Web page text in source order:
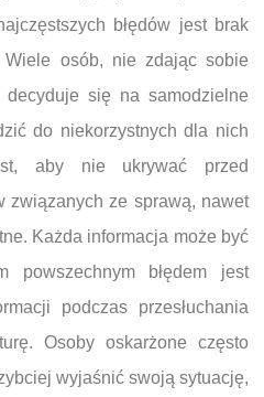
błędów jest brak
Wiele osób, nie zdając sobie
się na samodzielne
do niekorzystnych dla nich
aby nie ukrywać przed
związanych ze sprawą, nawet
Każda informacja może być
powszechnym błędem jest
podczas przesłuchania
Osoby oskarżone często
wyjaśnić swoją sytuację,